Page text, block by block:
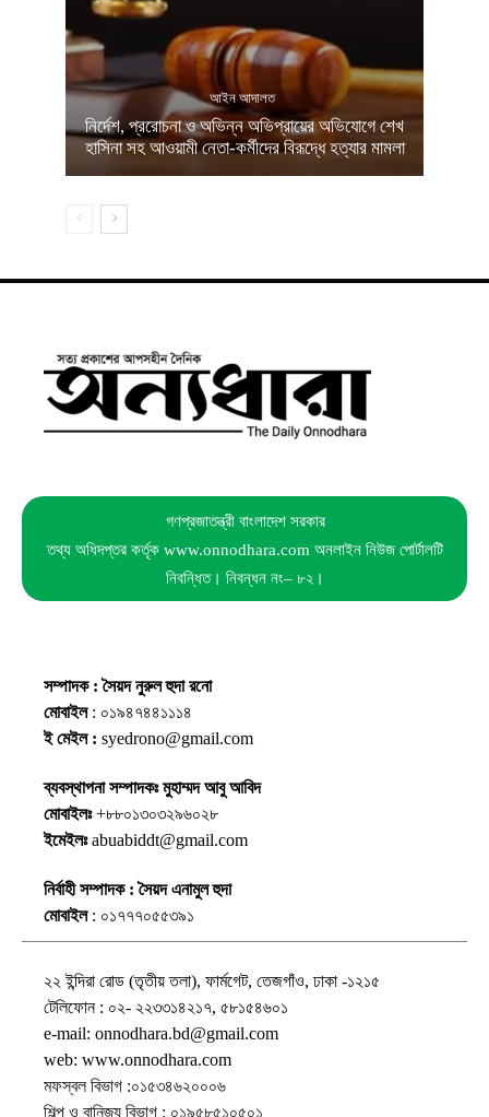
আইন আদালত
নির্দেশ, প্ররোচনা ও অভিন্ন অভিপ্রায়ের অভিযোগে শেখ
হাসিনা সহ আওয়ামী নেতা-কর্মীদের বিরূদ্ধে হত্যার মামলা
গণপ্রজাতন্ত্রী বাংলাদেশ সরকার
তথ্য অধিদপ্তর কর্তৃক www.onnodhara.com অনলাইন নিউজ পোর্টালটি
নিবন্ধিত। নিবন্ধন নং– ৮২।
সম্পাদক : সৈয়দ নুরুল হুদা রনো
মোবাইল: ০১৯৪৭৪৪১১১৪
ই মেইল : syedrono@gmail.com
ব্যবস্থাপনা সম্পাদকঃ মুহাম্মদ আবু আবিদ
মোবাইলঃ+৮৮০১৩০৩২৯৬০২৮
ইমেইলঃabuabiddt@gmail.com
নির্বাহী সম্পাদক : সৈয়দ এনামুল হুদা
মোবাইল: ০১৭৭৭০৫৫৩৯১
২২ ইন্দিরা রোড (তৃতীয় তলা), ফার্মগেট, তেজগাঁও, ঢাকা -১২১৫
টেলিফোন : ০২- ২২৩৩১৪২১৭, ৫৮১৫৪৬০১
e-mail: onnodhara.bd@gmail.com
web: www.onnodhara.com
মফস্বল বিভাগ :০১৫৩৪৬২০০০৬
শিল্প ও বানিজ্য বিভাগ : ০১৯৫৮৫১০৫০১